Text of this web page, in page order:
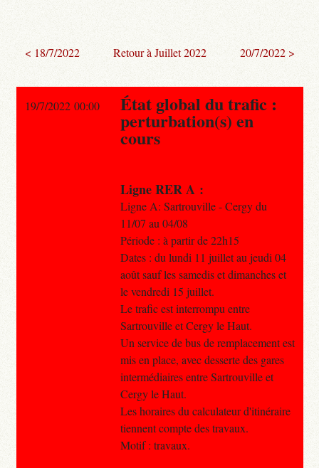
< 18/7/2022 Retour à Juillet 2022 20/7/2022 >
19/7/2022 00:00 État global du trafic :
perturbation(s) en
cours
Ligne RER A :
Ligne A: Sartrouville - Cergy du
11/07 au 04/08
Période : à partir de 22h15
Dates : du lundi 11 juillet au jeudi 04
août sauf les samedis et dimanches et
le vendredi 15 juillet.
Le trafic est interrompu entre
Sartrouville et Cergy le Haut.
Un service de bus de remplacement est
mis en place, avec desserte des gares
intermédiaires entre Sartrouville et
Cergy le Haut.
Les horaires du calculateur d'itinéraire
tiennent compte des travaux.
Motif : travaux.